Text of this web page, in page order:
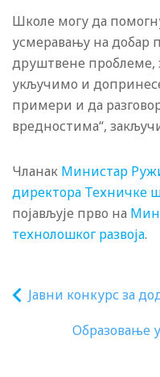
Школе могу да
усмеравању на добар
друштвене проблеме,
укључимо и
примери и да
вредностима“,
Чланак Министар
директора Техничке
појављује прво на
технолошког развоја.
Јавни конкурс за
средстава за
Образовање